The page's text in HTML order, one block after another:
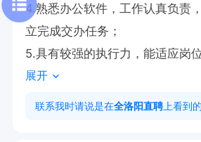
4.熟悉办公软件，工作认真负责
立完成交办任务；
5.具有较强的执行力，能适应岗
奏。6.要男生。
展开
联系我时请说是在全洛阳直聘 上看到